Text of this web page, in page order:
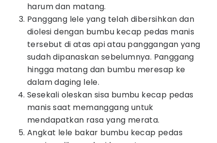
harum dan matang.
Panggang lele yang telah dibersihkan dan
diolesi dengan bumbu kecap pedas manis
tersebut di atas api atau panggangan yang
sudah dipanaskan sebelumnya. Panggang
hingga matang dan bumbu meresap ke
dalam daging lele.
Sesekali oleskan sisa bumbu kecap pedas
manis saat memanggang untuk
mendapatkan rasa yang merata.
Angkat lele bakar bumbu kecap pedas